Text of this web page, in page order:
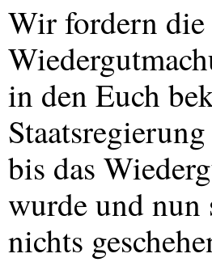
Wir fordern
in den Euch
bis das
wurde und nun
nichts